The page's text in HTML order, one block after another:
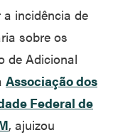
incidência de
sobre os
de Adicional
Associação dos
Federal de
, ajuizou